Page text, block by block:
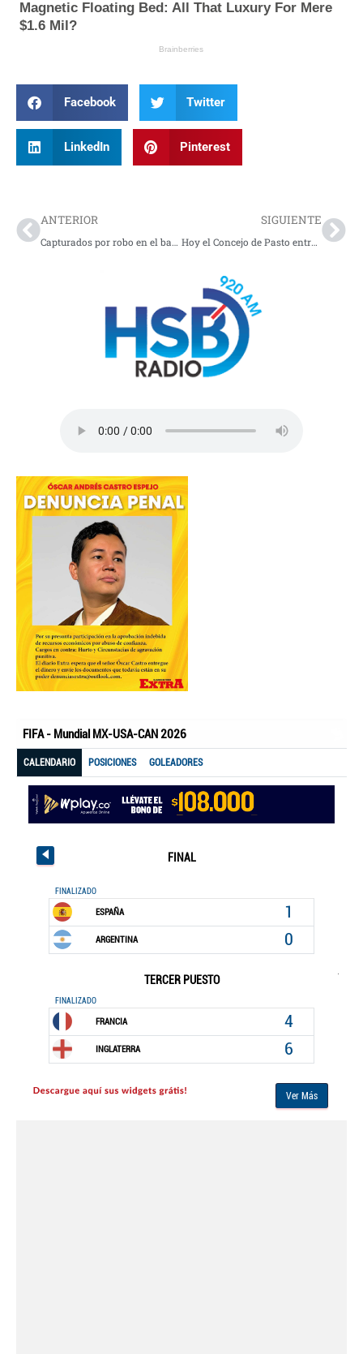
Facebook Twitter
LinkedIn Pinterest
ANTERIOR
Capturados por robo en el barrio Nuevo Sol de Pasto
SIGUIENTE
Hoy el Concejo de Pasto entrega los reconocimientos ‘Domitila Sarasty’